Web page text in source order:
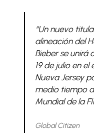
“Un nuevo
alineación del
Bieber se unirá
19 de julio en
Nueva Jersey
medio tiempo
Mundial de la
Global Citizen